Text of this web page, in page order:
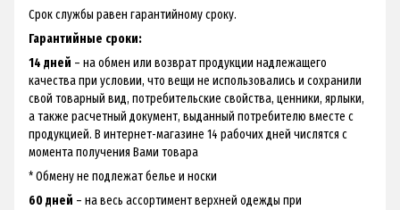
Срок службы равен гарантийному сроку.
Гарантийные сроки:
14 дней – на обмен или возврат продукции надлежащего
качества при условии, что вещи не использовались и сохранили
свой товарный вид, потребительские свойства, ценники, ярлыки,
а также расчетный документ, выданный потребителю вместе с
продукцией. В интернет-магазине 14 рабочих дней числятся с
момента получения Вами товара
* Обмену не подлежат белье и носки
60 дней – на весь ассортимент верхней одежды при